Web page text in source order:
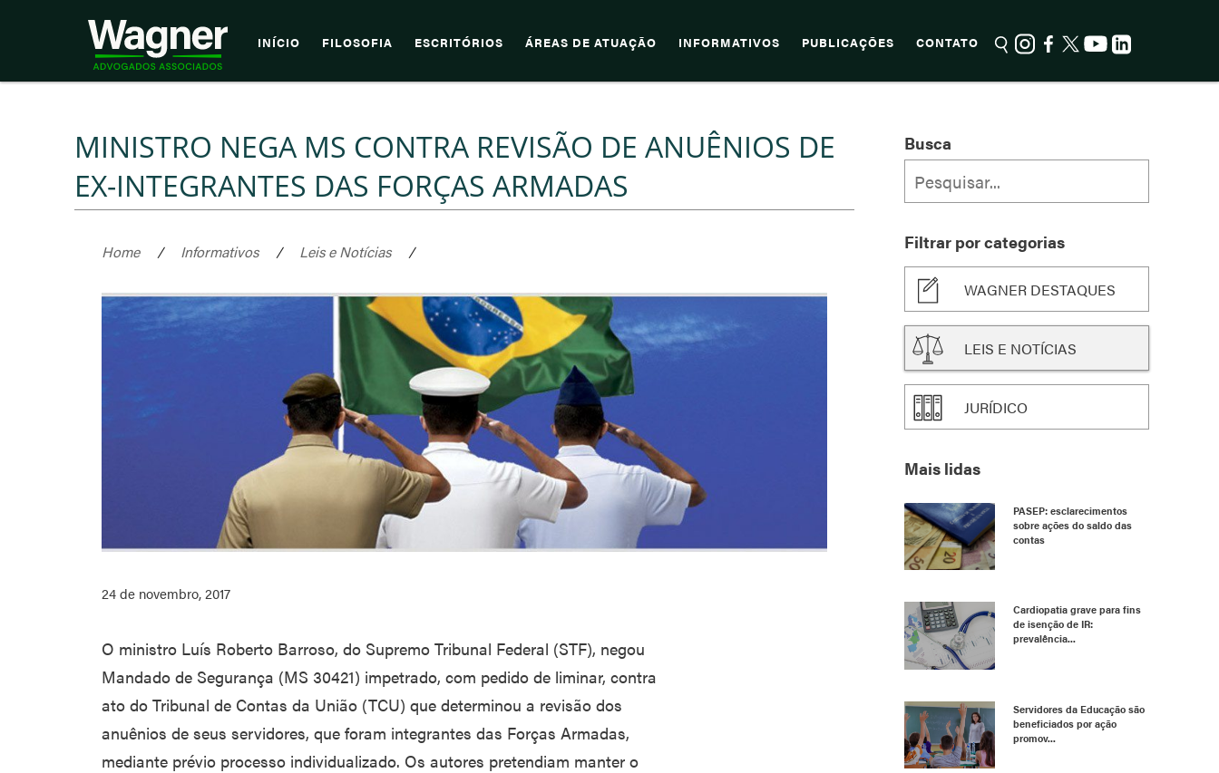
INÍCIO FILOSOFIA ESCRITÓRIOS ÁREAS DE ATUAÇÃO INFORMATIVOS PUBLICAÇÕES CONTATO
MINISTRO NEGA MS CONTRA REVISÃO DE ANUÊNIOS DE
EX-INTEGRANTES DAS FORÇAS ARMADAS
Home / Informativos / Leis e Notícias /
24 de novembro, 2017
O ministro Luís Roberto Barroso, do Supremo Tribunal Federal (STF), negou
Mandado de Segurança (MS 30421) impetrado, com pedido de liminar, contra
ato do Tribunal de Contas da União (TCU) que determinou a revisão dos
anuênios de seus servidores, que foram integrantes das Forças Armadas,
mediante prévio processo individualizado. Os autores pretendiam manter o
Busca
Filtrar por categorias
WAGNER DESTAQUES
LEIS E NOTÍCIAS
JURÍDICO
Mais lidas
PASEP: esclarecimentos
sobre ações do saldo das
contas
Cardiopatia grave para fins
de isenção de IR:
prevalência...
Servidores da Educação são
beneficiados por ação
promov...